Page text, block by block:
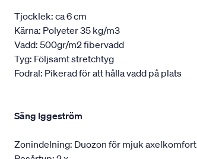
Tjocklek: ca 6 cm
Kärna: Polyeter 35 kg/m3
Vadd: 500gr/m2 fibervadd
Tyg: Följsamt stretchtyg
Fodral: Pikerad för att hålla vadd på plats
Säng Iggeström
Zonindelning: Duozon för mjuk